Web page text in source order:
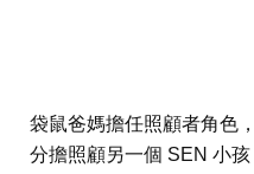
袋鼠爸媽擔任照顧者角色
分擔照顧另一個 SEN 小